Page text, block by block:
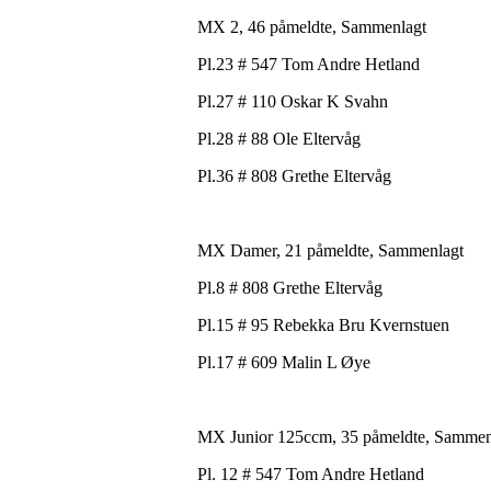
MX 2, 46 påmeldte, Sammenlagt
Pl.23 # 547 Tom Andre Hetland
Pl.27 # 110 Oskar K Svahn
Pl.28 # 88 Ole Eltervåg
Pl.36 # 808 Grethe Eltervåg
MX Damer, 21 påmeldte, Sammenlagt
Pl.8 # 808 Grethe Eltervåg
Pl.15 # 95 Rebekka Bru Kvernstuen
Pl.17 # 609 Malin L Øye
MX Junior 125ccm, 35 påmeldte,
Pl. 12 # 547 Tom Andre Hetland